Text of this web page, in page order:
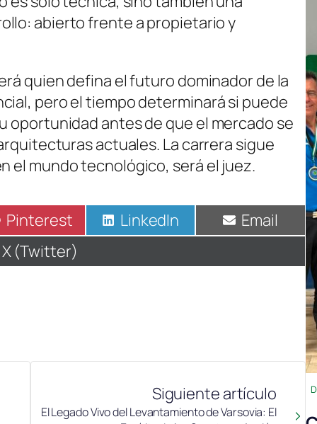
abierto frente a propietario y
quien defina el futuro dominador de la
pero el tiempo determinará si puede
oportunidad antes de que el mercado se
actuales. La carrera sigue
el mundo tecnológico, será el juez.
Compartir
en
Pinterest Compartir
en
LinkedIn Compartir
en
Email
Compartir
en
X (Twitter)
Siguiente artículo
El Legado Vivo del Levantamiento de Varsovia: El